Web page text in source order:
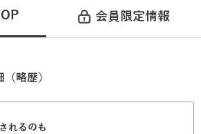
会員限定情報
略歴）
れるのも